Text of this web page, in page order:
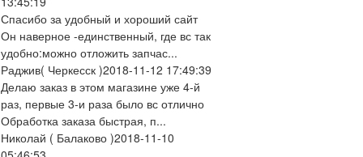
Спасибо за удобный и хороший сайт
Он наверное -единственный, где вс так
удобно:можно отложить запчас...
Раджив( Черкесск )2018-11-12 17:49:39
Делаю заказ в этом магазине уже 4-й
раз, первые 3-и раза было вс отлично
Обработка заказа быстрая, п...
Николай ( Балаково )2018-11-10